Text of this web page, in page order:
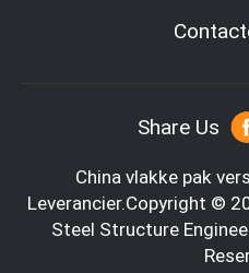
Share Us
China vlakke pak
Leverancier.Copyright ©
Steel Structure